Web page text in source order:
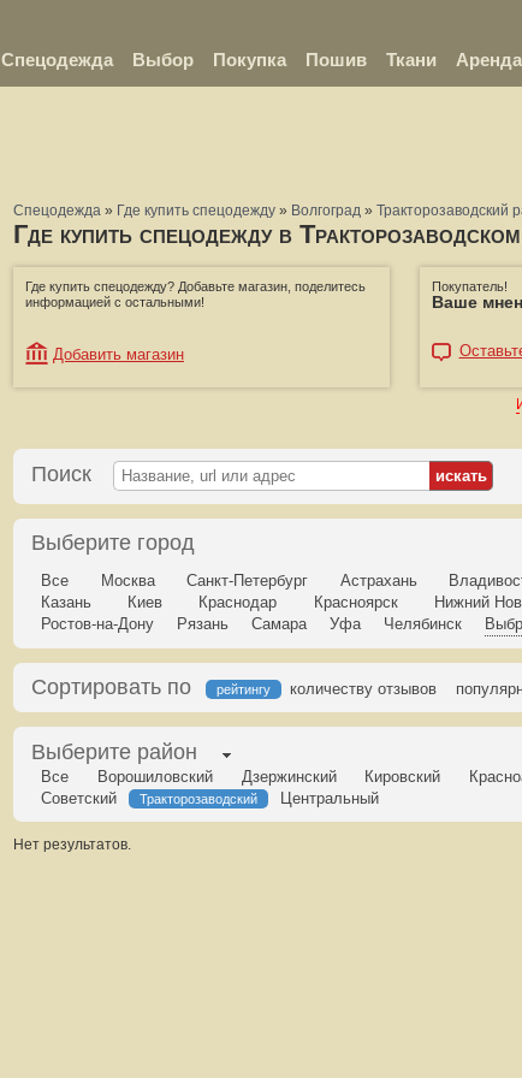
Спецодежда Выбор Покупка Пошив Ткани Аренда
Спецодежда » Где купить спецодежду » Волгоград » Тракторозаводский
Где купить спецодежду в
Где купить спецодежду? Добавьте магазин, поделитесь
информацией с остальными!
Добавить магазин
Покупатель!
Ваше
Поиск
Выберите город
Все Москва Санкт-Петербург Астрахань
Казань
Киев Краснодар Красноярск Нижний
Ростов-на-Дону
Рязань Самара Уфа Челябинск
Сортировать по рейтингу количеству отзывов
Выберите район
Все Ворошиловский Дзержинский Кировский
Советский
Тракторозаводский Центральный
Нет результатов.